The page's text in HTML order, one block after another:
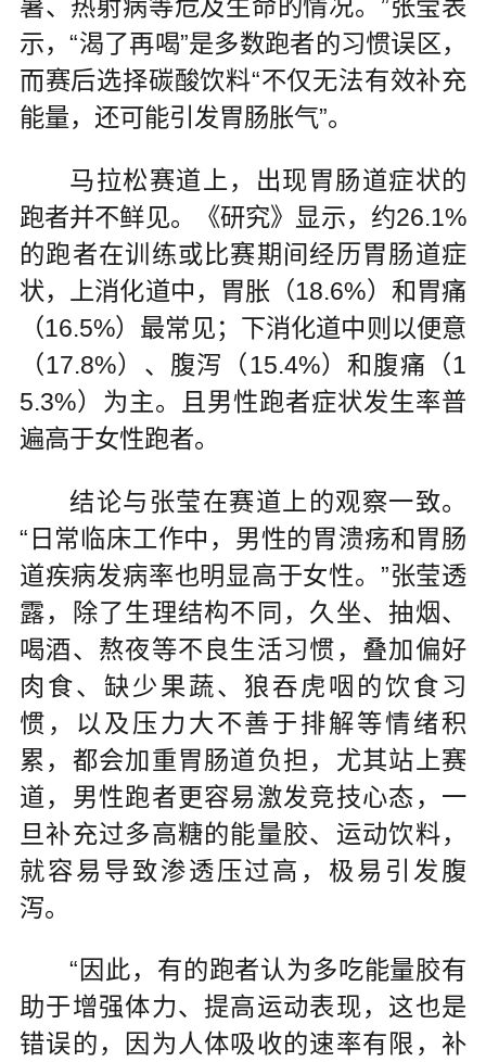
暑、热射病等危及生命的情况。”张莹表
示，“渴了再喝”是多数跑者的习惯误区，
而赛后选择碳酸饮料“不仅无法有效补充
能量，还可能引发胃肠胀气”。
马拉松赛道上，出现胃肠道症状的
跑者并不鲜见。《研究》显示，约26.1%
的跑者在训练或比赛期间经历胃肠道症
状，上消化道中，胃胀（18.6%）和胃痛
（16.5%）最常见；下消化道中则以便意
（17.8%）、腹泻（15.4%）和腹痛（1
5.3%）为主。且男性跑者症状发生率普
遍高于女性跑者。
结论与张莹在赛道上的观察一致。
“日常临床工作中，男性的胃溃疡和胃肠
道疾病发病率也明显高于女性。”张莹透
露，除了生理结构不同，久坐、抽烟、
喝酒、熬夜等不良生活习惯，叠加偏好
肉食、缺少果蔬、狼吞虎咽的饮食习
惯，以及压力大不善于排解等情绪积
累，都会加重胃肠道负担，尤其站上赛
道，男性跑者更容易激发竞技心态，一
旦补充过多高糖的能量胶、运动饮料，
就容易导致渗透压过高，极易引发腹
泻。
“因此，有的跑者认为多吃能量胶有
助于增强体力、提高运动表现，这也是
错误的，因为人体吸收的速率有限，补